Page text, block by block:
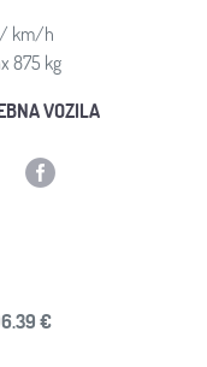
km/h
875 kg
VOZILA
€